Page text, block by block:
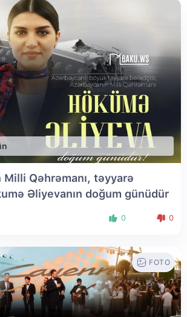
Milli Qəhrəmanı, təyyarə
Əliyevanın doğum günüdür
0 0
FOTO